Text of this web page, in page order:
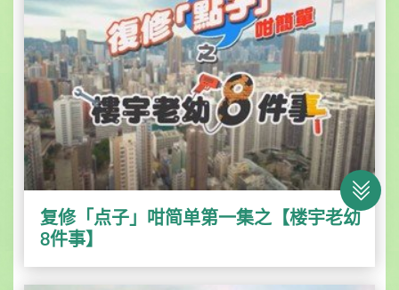
复修「点子」咁简单第一集之【楼宇老幼
8件事】